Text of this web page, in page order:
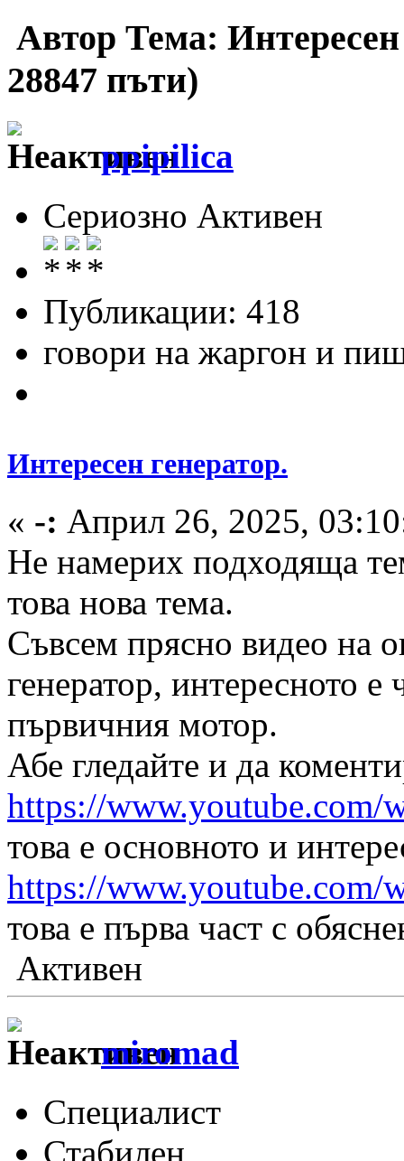
Автор Тема:
28847 пъти)
ppipilica
Сериозно Активен
Публикации: 418
говори на жаргон и
Интересен генератор.
« -: Април 26, 2025,
Не намерих подходяща
това нова тема.
Съвсем прясно видео на
генератор, интересното е
първичния мотор.
Абе гледайте и да
https://
това е основното и
https://www.youtube.com/
това е първа част с
Активен
miromad
Специалист
Стабилен